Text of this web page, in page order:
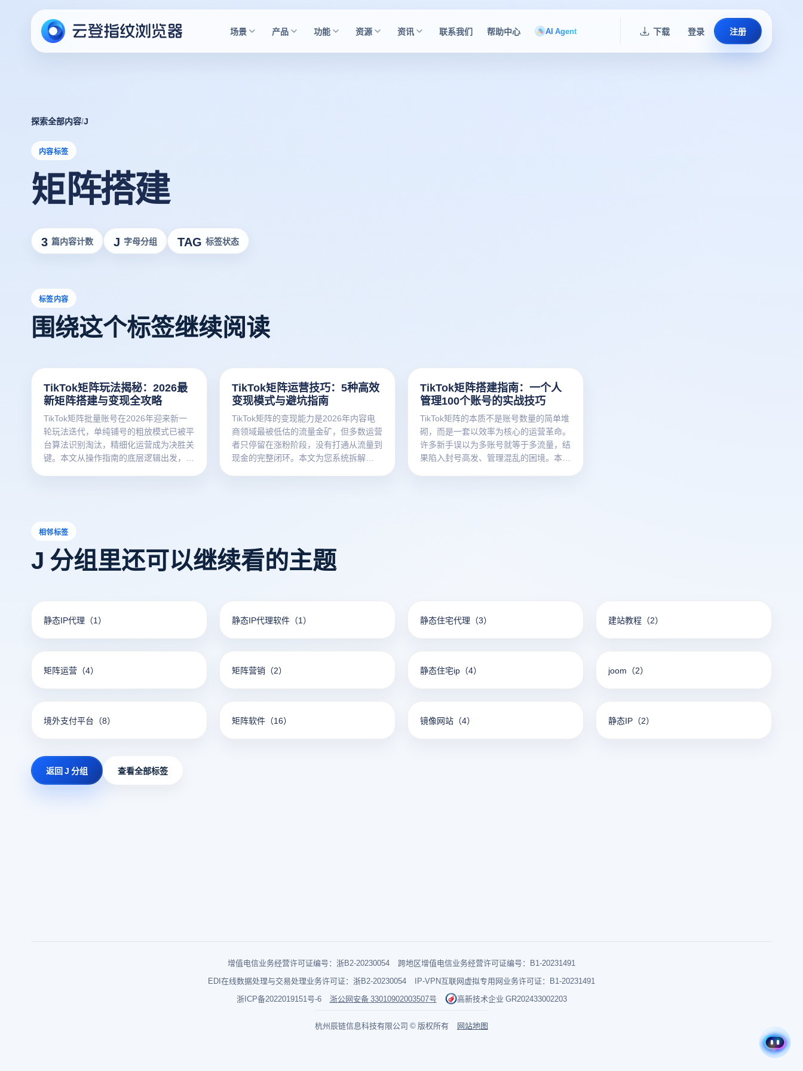
场景 产品 功能 资源 资讯 联系我们 帮助中心 AI Agent 下载 登录 注册
探索全部内容/J
内容标签
矩阵搭建
3 篇内容计数 J 字母分组 TAG 标签状态
标签内容
围绕这个标签继续阅读
TikTok矩阵玩法揭秘：2026最
新矩阵搭建与变现全攻略
TikTok矩阵批量账号在2026年迎来新一
轮玩法迭代，单纯铺号的粗放模式已被平
台算法识别淘汰，精细化运营成为决胜关
键。本文从操作指南的底层逻辑出发，为
TikTok矩阵运营技巧：5种高效
变现模式与避坑指南
TikTok矩阵的变现能力是2026年内容电
商领域最被低估的流量金矿，但多数运营
者只停留在涨粉阶段，没有打通从流量到
现金的完整闭环。本文为您系统拆解
TikTok矩阵搭建指南：一个人
管理100个账号的实战技巧
TikTok矩阵的本质不是账号数量的简单堆
砌，而是一套以效率为核心的运营革命。
许多新手误以为多账号就等于多流量，结
果陷入封号高发、管理混乱的困境。本文
相邻标签
J 分组里还可以继续看的主题
静态IP代理 （1） 静态IP代理软件 （1） 静态住宅代理 （3） 建站教程 （2）
矩阵运营 （4） 矩阵营销 （2） 静态住宅ip （4） joom （2）
境外支付平台 （8） 矩阵软件 （16） 镜像网站 （4） 静态IP （2）
返回 J 分组 查看全部标签
增值电信业务经营许可证编号：浙B2-20230054
跨地区增值电信业务经营许可证编号：B1-20231491
EDI在线数据处理与交易处理业务许可证：浙B2-20230054
IP-VPN互联网虚拟专用网业务许可证：B1-20231491
浙ICP备2022019151号-6
浙公网安备 33010902003507号 高新技术企业 GR202433002203
杭州辰链信息科技有限公司 © 版权所有 网站地图